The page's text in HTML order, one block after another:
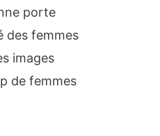
porte
des femmes
images
de femmes